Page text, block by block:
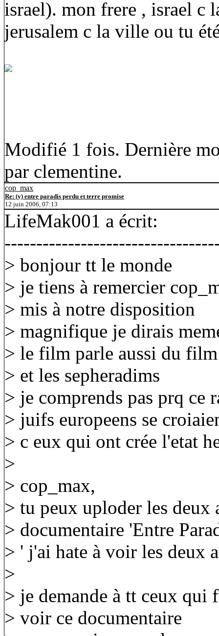
israel). mon frere , israel c
jerusalem c la ville ou tu
Modifié 1 fois. Dernière
par clementine.
cop_max
Re: (y) entre paradis perdu et terre promise
12 juin 2006, 07:13
LifeMak001 a écrit:
> bonjour tt le monde
> je tiens à remercier
> mis à notre disposition
> magnifique je dirais
> le film parle aussi du film
> et les sepheradims
> je comprends pas prq ce
> juifs europeens se
> c eux qui ont crée l'etat
>
> cop_max,
> tu peux uploder les deux
> documentaire 'Entre
> ' j'ai hate à voir les deux
>
> je demande à tt ceux qui
> voir ce documentaire